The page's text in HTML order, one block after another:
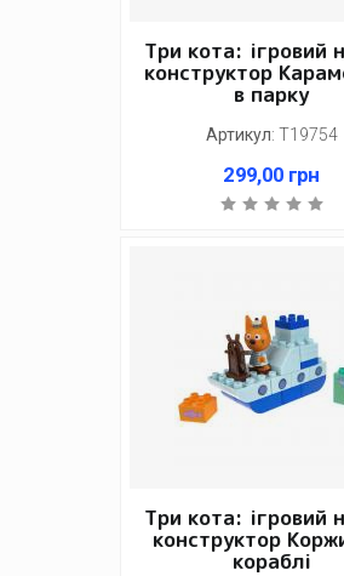
Три кота: ігровий
конструктор
в парку
Артикул: Т19754
299,00 грн
Три кота: ігровий
конструктор
кораблі